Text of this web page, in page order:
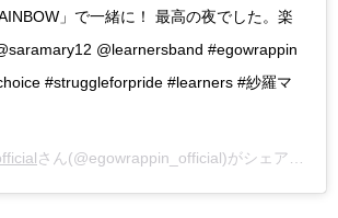
」で一緒に！ 最高の夜でした。楽
@learnersband #egowrappin
#struggleforpride #learners #紗羅マ
さん(@egowrappin_official)がシェアした投稿 –